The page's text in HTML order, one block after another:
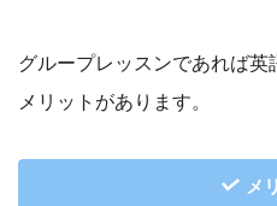
グループレッスンであれば
メリットがあります。
メ